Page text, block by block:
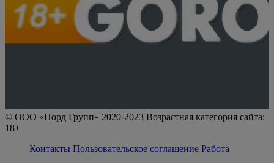
© ООО «Норд Групп» 2020-2023 Возрастная категория сайта:
18+
Контакты Пользовательское соглашение Работа